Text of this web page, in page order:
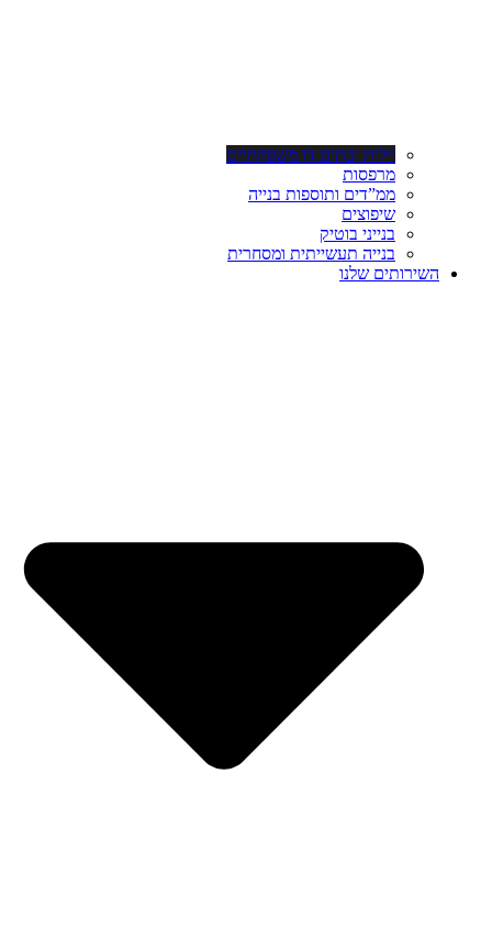
וילות ובתים דו משפחתיים
מרפסות
ממ”דים ותוספות בנייה
שיפוצים
בנייני בוטיק
בנייה תעשייתית ומסחרית
השירותים שלנו